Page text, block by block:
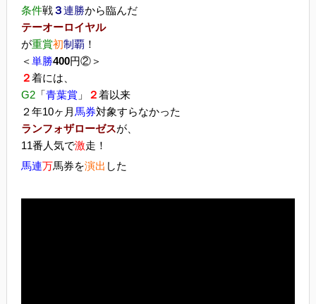
条件戦３連勝から臨んだ
テーオーロイヤル
が重賞初制覇！
＜単勝400円②＞
２着には、
G2「青葉賞」 ２着以来
２年10ヶ月 馬券対象すらなかった
ランフォザローゼスが、
11番人気で激走！
馬連万馬券を演出 した